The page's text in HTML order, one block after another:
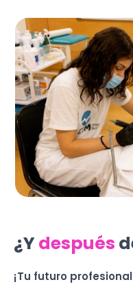
¿Ydespués
¡Tu futuro